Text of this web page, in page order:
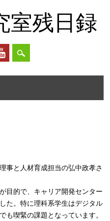
室残日録
事と人材育成担当の弘中政孝さ
目的で、キャリア開発センター
た。特に理科系学生はデジタル
も喫緊の課題となっています。